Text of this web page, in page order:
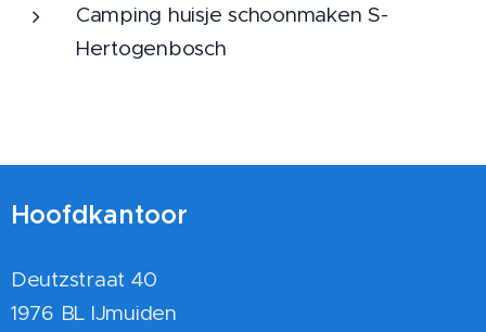
Camping huisje schoonmaken S-
Hertogenbosch
Hoofdkantoor
Deutzstraat 40
1976 BL IJmuiden